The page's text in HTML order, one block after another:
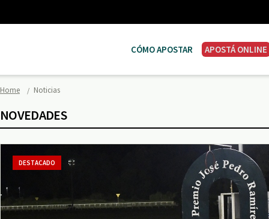
CÓMO APOSTAR APOSTÁ ONLINE
Home Noticias
NOVEDADES
DESTACADO